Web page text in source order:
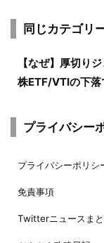
同じカテゴリ
【なぜ】厚切り
株ETF/VTIの下落
プライバシー
プライバシーポリシ
免責事項
Twitterニュースま